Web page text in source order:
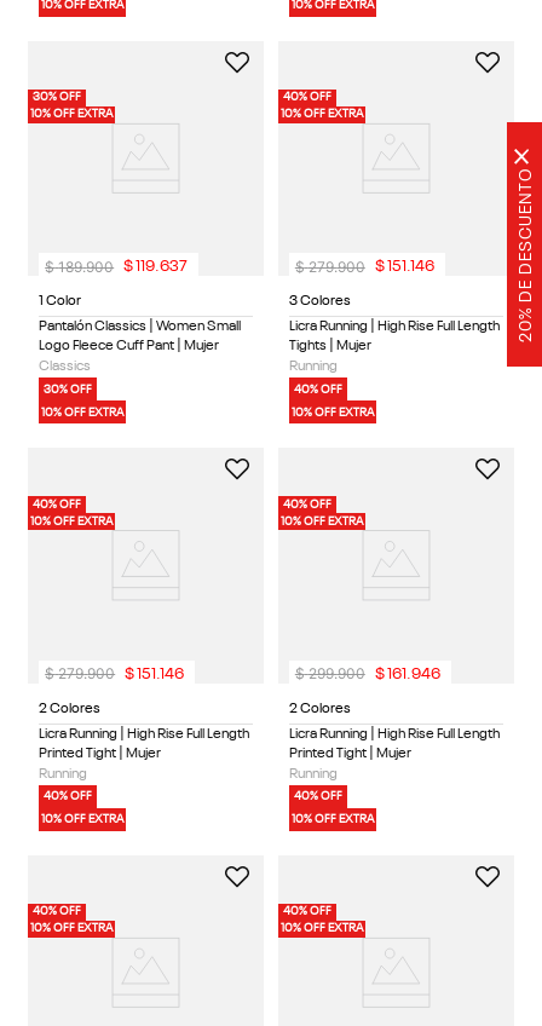
20% DE DESCUENTO
×
10% OFF EXTRA 10% OFF EXTRA
30% OFF
10% OFF EXTRA
1 Color
Pantalón Classics | Women Small
Logo Fleece Cuff Pant | Mujer
Classics
30% OFF
10% OFF EXTRA
$ 189.900 $ 119.637
40% OFF
10% OFF EXTRA
3 Colores
Licra Running | High Rise Full Length
Tights | Mujer
Running
40% OFF
10% OFF EXTRA
$ 279.900 $ 151 .146
40% OFF
10% OFF EXTRA
2 Colores
Licra Running | High Rise Full Length
Printed Tight | Mujer
Running
40% OFF
10% OFF EXTRA
$ 279.900 $151 .146
40% OFF
10% OFF EXTRA
2 Colores
Licra Running | High Rise Full Length
Printed Tight | Mujer
Running
40% OFF
10% OFF EXTRA
$ 299.900 $161 .946
40% OFF
10% OFF EXTRA
40% OFF
10% OFF EXTRA